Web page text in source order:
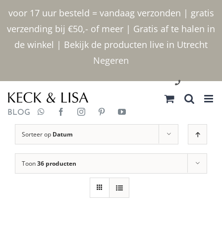
voor 17 uur besteld = vandaag verzonden | gratis
verzending bij €50,- of meer | Gratis af te halen in
de winkel | Bekijk de producten live in Utrecht
Negeren
inhoud
030 2400000
BLOG
Sorteer op Datum
Toon36 producten